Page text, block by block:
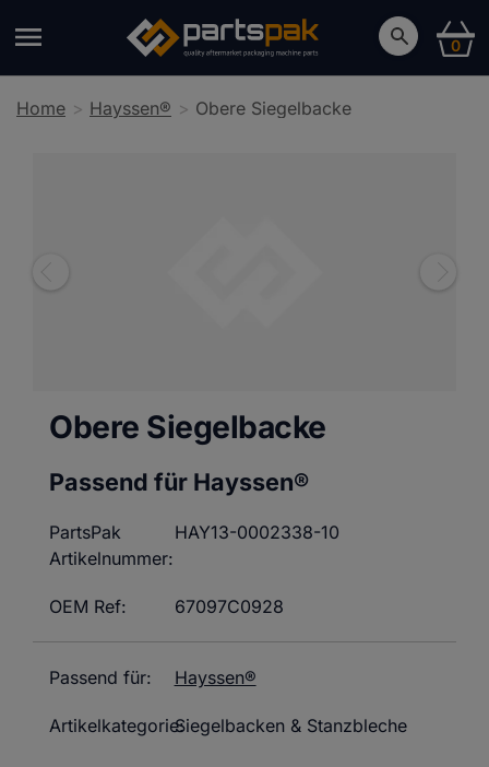
0
Home Hayssen® Obere Siegelbacke
Obere Siegelbacke
Passend für Hayssen®
PartsPak
Artikelnummer:
HAY13-0002338-10
OEM Ref: 67097C0928
Passend für: Hayssen®
Artikelkategorie:Siegelbacken & Stanzbleche